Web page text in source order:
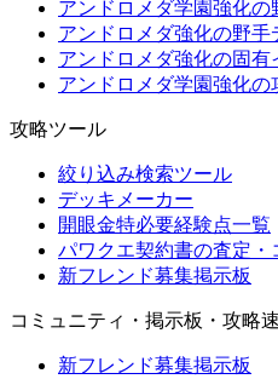
アンドロメダ学園強化の
アンドロメダ強化の野手
アンドロメダ強化の固有
アンドロメダ学園強化の
攻略ツール
絞り込み検索ツール
デッキメーカー
開眼金特必要経験点一覧
パワクエ契約書の査定・
新フレンド募集掲示板
コミュニティ・掲示板・攻略
新フレンド募集掲示板